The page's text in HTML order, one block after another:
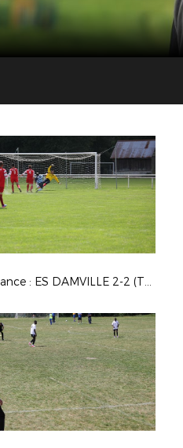
Coupe de France : ES DAMVILLE 2-2 (Tab 3-5) CS BEAUMONT